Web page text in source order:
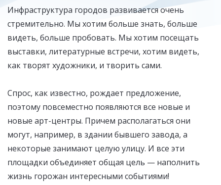
Инфраструктура городов развивается очень
стремительно. Мы хотим больше знать, больше
видеть, больше пробовать. Мы хотим посещать
выставки, литературные встречи, хотим видеть,
как творят художники, и творить сами.
Спрос, как известно, рождает предложение,
поэтому повсеместно появляются все новые и
новые арт-центры. Причем располагаться они
могут, например, в здании бывшего завода, а
некоторые занимают целую улицу. И все эти
площадки объединяет общая цель — наполнить
жизнь горожан интересными событиями!